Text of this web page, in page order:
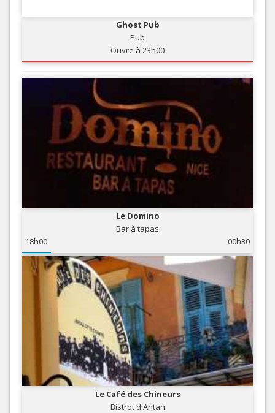
Ghost Pub
Pub
Ouvre à 23h00
Le Domino
Bar à tapas
18h00
00h30
Le Café des Chineurs
Bistrot d'Antan